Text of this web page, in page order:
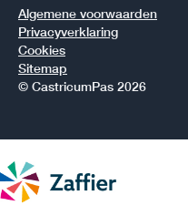
Algemene voorwaarden
Privacyverklaring
Cookies
Sitemap
© CastricumPas 2026